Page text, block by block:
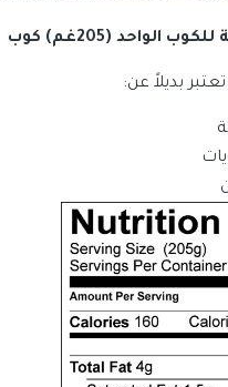
الواحد (205غم) كوب
بديلاً عن: